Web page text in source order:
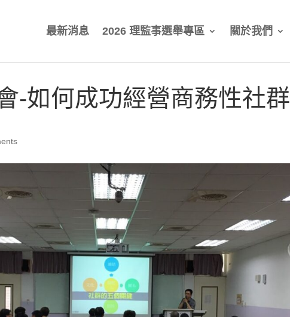
最新消息 2026 理監事選舉專區 關於我們
-如何成功經營商務性社群